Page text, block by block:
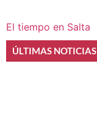
El tiempo en Salta
ÚLTIMAS NOTICIAS